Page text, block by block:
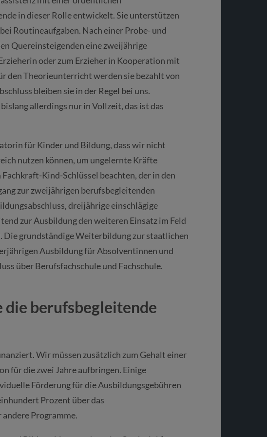
in dieser Rolle entwickelt. Sie unterstützen
Routineaufgaben. Nach einer Probe- und
Quereinsteigenden eine zweijährige
oder zum Erzieher in Kooperation mit
den Theorieunterricht werden sie bezahlt von
bleiben sie in der Regel bei uns.
allerdings nur in Vollzeit, das ist das
für Kinder und Bildung, dass wir nicht
nutzen können, um ungelernte Kräfte
Kind-Schlüssel beachten, der in den
zur zweijährigen berufsbegleitenden
dreijährige einschlägige
zur Ausbildung den weiteren Einsatz im Feld
Die grundständige Weiterbildung zur staatlichen
Ausbildung für Absolventinnen und
über Berufsfachschule und Fachschule.
die berufsbegleitende
Wir müssen zusätzlich zum Gehalt einer
für die zwei Jahre aufbringen. Einige
Förderung für die Ausbildungsgebühren
Prozent über das
Programme.